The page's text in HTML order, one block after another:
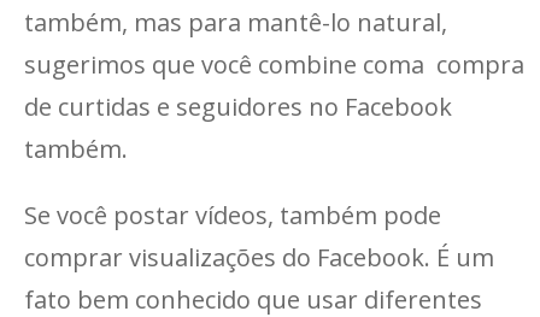
também, mas para mantê-lo natural,
sugerimos que você combine coma compra
de curtidas e seguidores no Facebook
também.
Se você postar vídeos, também pode
comprar visualizações do Facebook. É um
fato bem conhecido que usar diferentes